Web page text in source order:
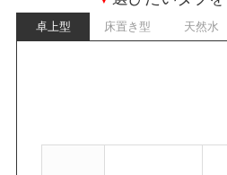
卓上型 床置き型 天然水